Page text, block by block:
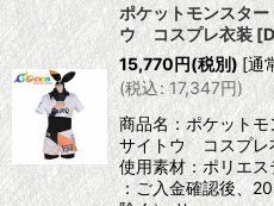
ポケットモンスタ
ウ コスプレ衣装[
15,770円(税別) [通
(税込: 17,347円)
商品名：ポケット
サイトウ コスプレ
使用素材：ポリエ
：ご入金確認後、